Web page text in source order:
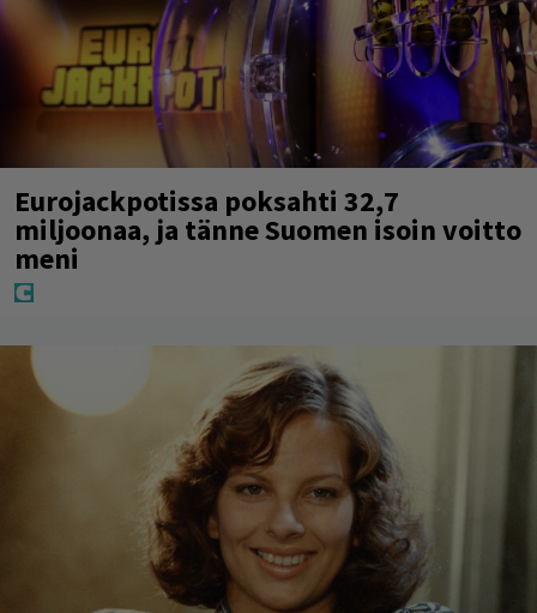
Eurojackpotissa poksahti 32,7
miljoonaa, ja tänne Suomen isoin voitto
meni